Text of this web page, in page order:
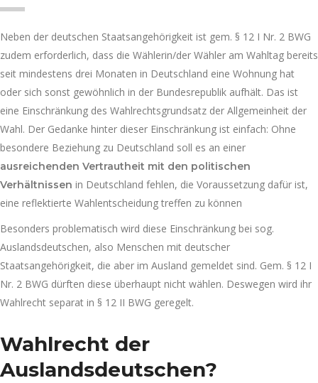
Neben der deutschen Staatsangehörigkeit ist gem. § 12 I Nr. 2 BWG
zudem erforderlich, dass die Wählerin/der Wähler am Wahltag bereits
seit mindestens drei Monaten in Deutschland eine Wohnung hat
oder sich sonst gewöhnlich in der Bundesrepublik aufhält. Das ist
eine Einschränkung des Wahlrechtsgrundsatz der Allgemeinheit der
Wahl. Der Gedanke hinter dieser Einschränkung ist einfach: Ohne
besondere Beziehung zu Deutschland soll es an einer
ausreichenden Vertrautheit mit den politischen
Verhältnissen in Deutschland fehlen, die Voraussetzung dafür ist,
eine reflektierte Wahlentscheidung treffen zu können
Besonders problematisch wird diese Einschränkung bei sog.
Auslandsdeutschen, also Menschen mit deutscher
Staatsangehörigkeit, die aber im Ausland gemeldet sind. Gem. § 12 I
Nr. 2 BWG dürften diese überhaupt nicht wählen. Deswegen wird ihr
Wahlrecht separat in § 12 II BWG geregelt.
Wahlrecht der
Auslandsdeutschen?